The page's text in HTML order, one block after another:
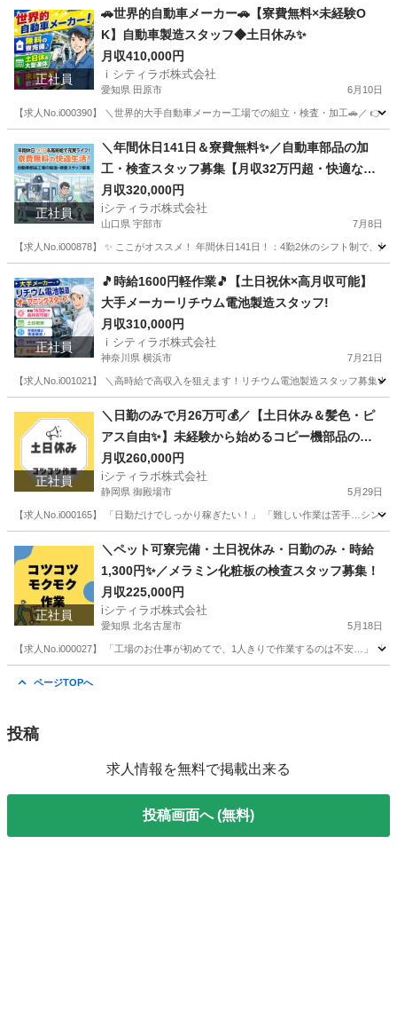
その他 土日
正社員
🚗世界的自動車メーカー🚗【寮費無料×未経験O
K】自動車製造スタッフ◆土日休み✨
月収410,000円
ｉシティラボ株式会社
愛知県 田原市 6月10日
【求人No.i000390】 ＼世界的大手自動車メーカー工場での組立・検査・加工🚗／ 👉
その他 未経験
正社員
＼年間休日141日＆寮費無料✨／自動車部品の加
工・検査スタッフ募集【月収32万円超・快適なワ
ンルーム寮完備】
月収320,000円
iシティラボ株式会社
山口県 宇部市 7月8日
【求人No.i000878】 ✨ ここがオススメ！ 年間休日141日！：4勤2休のシフト制で、
その他
正社員
🎵時給1600円軽作業🎵【土日祝休×高月収可能】
大手メーカーリチウム電池製造スタッフ!
月収310,000円
ｉシティラボ株式会社
神奈川県 横浜市 7月21日
【求人No.i001021】 ＼高時給で高収入を狙えます！リチウム電池製造スタッフ募集
その他 社会保険
正社員
＼日勤のみで月26万可💰／【土日休み＆髪色・ピ
アス自由✨】未経験から始めるコピー機部品のカ
ンタン清掃・検査スタッフ💻
月収260,000円
iシティラボ株式会社
静岡県 御殿場市 5月29日
【求人No.i000165】 「日勤だけでしっかり稼ぎたい！」 「難しい作業は苦手…シン
その他 未経験
正社員
＼ペット可寮完備・土日祝休み・日勤のみ・時給
1,300円✨／メラミン化粧板の検査スタッフ募集！
月収225,000円
iシティラボ株式会社
愛知県 北名古屋市 5月18日
【求人No.i000027】 「工場のお仕事が初めてで、1人きりで作業するのは不安…」
ページTOPへ
投稿
求人情報を無料で掲載出来る
投稿画面へ (無料)